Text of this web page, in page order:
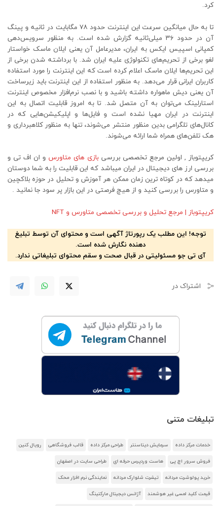
کرد.
تا به‌ حال میانگین سرعت این اینترنت حدود ۷۸ مگابایت در ثانیه و پینگ
آن در حدود ۳۶ میلی‌ثانیه گزارش‌ شده است. به‌ منظور سرویس‌دهی
کمپانی اسپیس ایکس به ایران، مدیرعامل آن یعنی ایلان ماسک خواستار
لغو برخی از تحریم‌های تکنولوژی علیه ایران شد. با برداشته شدن برخی از
این تحریم‌ها ایلان ماسک اعلام کرده است که این اینترنت را مورد استفاده
کاربران ایرانی قرار می‌دهد. به‌ منظور استفاده از این اینترنت باید زیرساخت
آن یعنی دیش ماهواره داشته باشید و با نصب نرم‌افزار مخصوص اینترنت
استارلینک می‌توان به آن متصل شد. تا به امروز قابلیت اتصال به این
اینترنت در ایران مهیا نشده است و فایل‌ها و اپلیکیشن‌هایی که در
کانال‌های تلگرامی بدین منظور منتشر می‌شوند، تنها به‌ منظور کلاهبرداری و
هک تلفن‌های همراه شما ارائه می‌شوند.
کریپتوباز , اولین مرجع تخصصی بررسیبازی های متاورسو ان اف تی و
بررسی ارز های دیجیتال در ایران میباشد که این قابلیت را به شما دوستان
میدهد که در کوتاه ترین زمان ممکن هر آموزش و تحلیل در حوزه بلاکچین
و متاورس را بررسی کنید و از هیچ فرصتی در این بازار پر سود جا نمانید .
کریپتوباز | مرجع تحلیل و بررسی تخصصی متاورس و NFT
توجه! این مطلب یک رپورتاژ آگهی است و محتوای آن توسط تبلیغ
دهنده نگارش شده است.
آی تی جو مسئولیتی در قبال صحت و سقم محتوای تبلیغاتی ندارد.
اشتراک در
تبلیغات متنی
خدمات مرکز داده سرمایش دیتاسنتر طراحی مرکز داده قالب فروشگاهی رویال کنین
فروش سرور اچ پی هاست وردپرس حرفه ای طراحی سایت در اصفهان
خرید پولوشرت مردانه تیشرت شلوارک مردانه نمایندگی نرم افزار محک
قیمت کلید لمسی غیر هوشمند آژانس دیجیتال مارکتینگ